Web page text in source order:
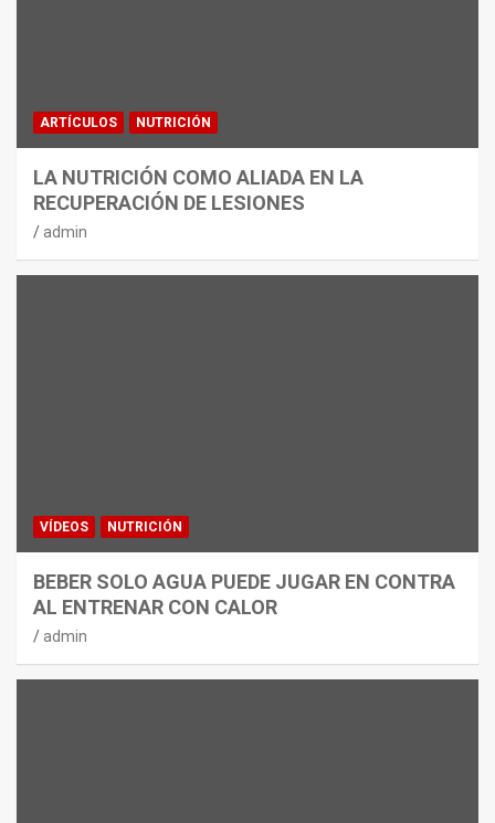
ARTÍCULOS NUTRICIÓN
LA NUTRICIÓN COMO ALIADA EN LA
RECUPERACIÓN DE LESIONES
admin
VÍDEOS NUTRICIÓN
BEBER SOLO AGUA PUEDE JUGAR EN CONTRA
AL ENTRENAR CON CALOR
admin